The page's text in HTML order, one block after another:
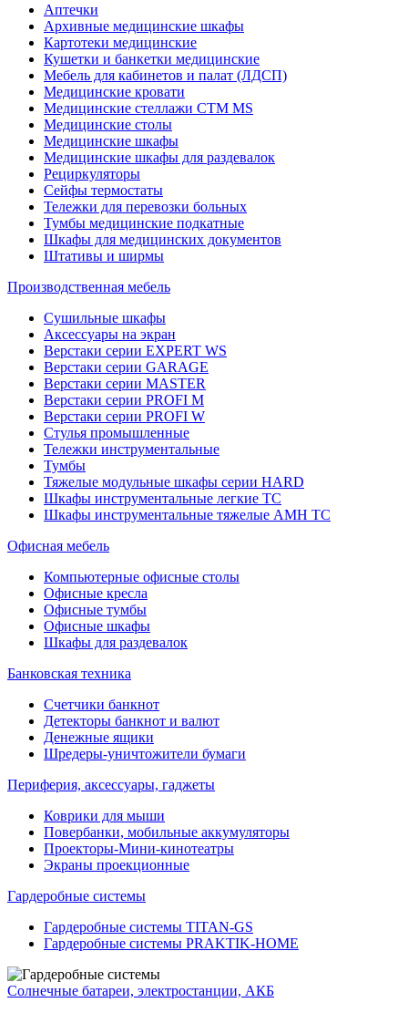
Аптечки
Архивные медицинские шкафы
Картотеки медицинские
Кушетки и банкетки медицинские
Мебель для кабинетов и палат (ЛДСП)
Медицинские кровати
Медицинские стеллажи CTM MS
Медицинские столы
Медицинские шкафы
Медицинские шкафы для раздевалок
Рециркуляторы
Сейфы термостаты
Тележки для перевозки больных
Тумбы медицинские подкатные
Шкафы для медицинских документов
Штативы и ширмы
Производственная мебель
Cушильные шкафы
Аксессуары на экран
Верстаки серии EXPERT WS
Верстаки серии GARAGE
Верстаки серии MASTER
Верстаки серии PROFI M
Верстаки серии PROFI W
Стулья промышленные
Тележки инструментальные
Тумбы
Тяжелые модульные шкафы серии HARD
Шкафы инструментальные легкие ТС
Шкафы инструментальные тяжелые AMH TC
Офисная мебель
Компьютерные офисные столы
Офисные кресла
Офисные тумбы
Офисные шкафы
Шкафы для раздевалок
Банковская техника
Счетчики банкнот
Детекторы банкнот и валют
Денежные ящики
Шредеры-уничтожители бумаги
Периферия, аксессуары, гаджеты
Коврики для мыши
Повербанки, мобильные аккумуляторы
Проекторы-Мини-кинотеатры
Экраны проекционные
Гардеробные системы
Гардеробные системы TITAN-GS
Гардеробные системы PRAKTIK-HOME
Солнечные батареи, электростанции, АКБ